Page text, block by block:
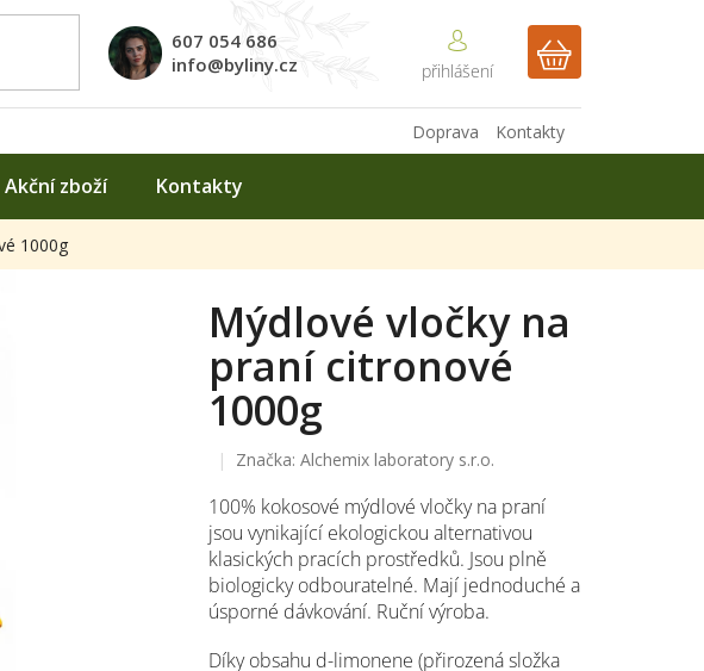
607 054 686
info@byliny.cz
NÁKUPNÍ
Kontakty
Doprava
Akční zboží Kontakty
1000g
100% kokosové mýdlové vločky na praní
jsou vynikající ekologickou alternativou
klasických pracích prostředků. Jsou plně
biologicky odbouratelné. Mají jednoduché a
úsporné dávkování. Ruční výroba.
Díky obsahu d-limonene (přirozená složka
Mýdlové vločky na
praní citronové
1000g
Značka: Alchemix laboratory s.r.o.